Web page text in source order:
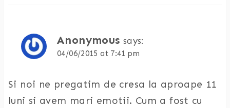
Anonymous says:
04/06/2015 at 7:41 pm
Si noi ne pregatim de cresa la aproape 11
luni si avem mari emotii. Cum a fost cu